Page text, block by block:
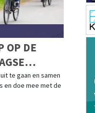
OP DE
te gaan en samen
en doe mee met de